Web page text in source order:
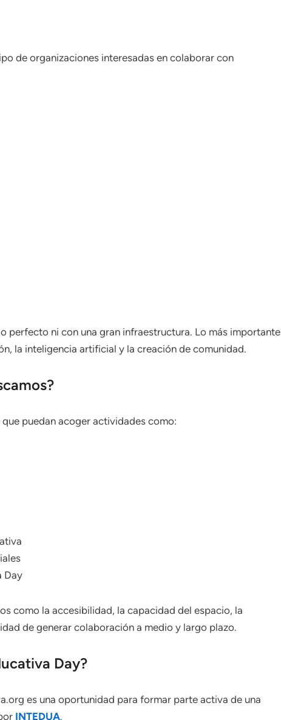
de organizaciones interesadas en colaborar con
perfecto ni con una gran infraestructura. Lo más importante
la inteligencia artificial y la creación de comunidad.
puedan acoger actividades como:
Day
como la accesibilidad, la capacidad del espacio, la
de generar colaboración a medio y largo plazo.
Day?
es una oportunidad para formar parte activa de una
INTEDUA.